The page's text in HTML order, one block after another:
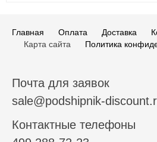
Главная Оплата Доставка
Карта сайта
Политика
Почта для заявок
sale@podshipnik-
Контактные телефоны